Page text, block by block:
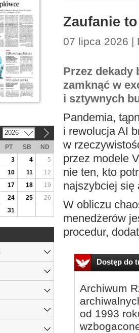
Zaufanie
07 lipca 2026 |
Przez dekady
zamknąć w
i sztywnych
Pandemia,
i rewolucja AI
w
przez modele
nie ten, kto
najszybciej się
W obliczu
menedżerów
procedur,
Dostęp do
Archiwum
od 1993
2026
PT SB
ND
3 4
5
10 11
12
17 18
19
24 25
26
31